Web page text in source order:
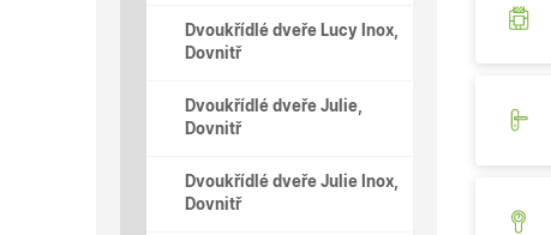
Dvoukřídlé dveře Lucy Inox,
Dovnitř
Dvoukřídlé dveře Julie,
Dovnitř
Dvoukřídlé dveře Julie Inox,
Dovnitř